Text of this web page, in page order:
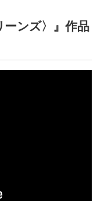
ーンズ〉』作品